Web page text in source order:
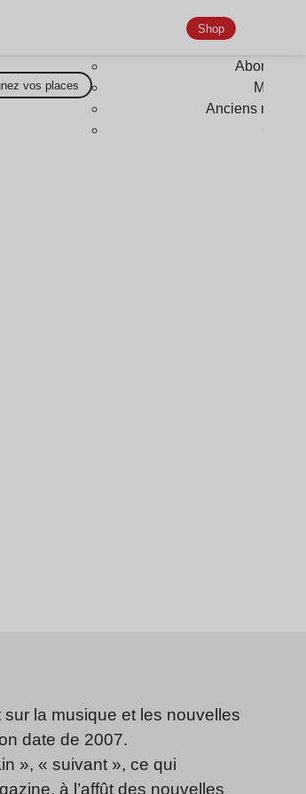
vos places
Shop
Anciens
la musique et les nouvelles
date de 2007.
», « suivant », ce qui
à l’affût des nouvelles